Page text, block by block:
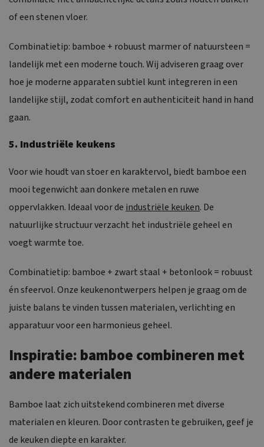
of een stenen vloer.
Combinatietip: bamboe + robuust marmer of natuursteen =
landelijk met een moderne touch. Wij adviseren graag over
hoe je moderne apparaten subtiel kunt integreren in een
landelijke stijl, zodat comfort en authenticiteit hand in hand
gaan.
5. Industriële keukens
Voor wie houdt van stoer en karaktervol, biedt bamboe een
mooi tegenwicht aan donkere metalen en ruwe
oppervlakken. Ideaal voor de industriële keuken. De
natuurlijke structuur verzacht het industriële geheel en
voegt warmte toe.
Combinatietip: bamboe + zwart staal + betonlook = robuust
én sfeervol. Onze keukenontwerpers helpen je graag om de
juiste balans te vinden tussen materialen, verlichting en
apparatuur voor een harmonieus geheel.
Inspiratie: bamboe combineren met
andere materialen
Bamboe laat zich uitstekend combineren met diverse
materialen en kleuren. Door contrasten te gebruiken, geef je
de keuken diepte en karakter.